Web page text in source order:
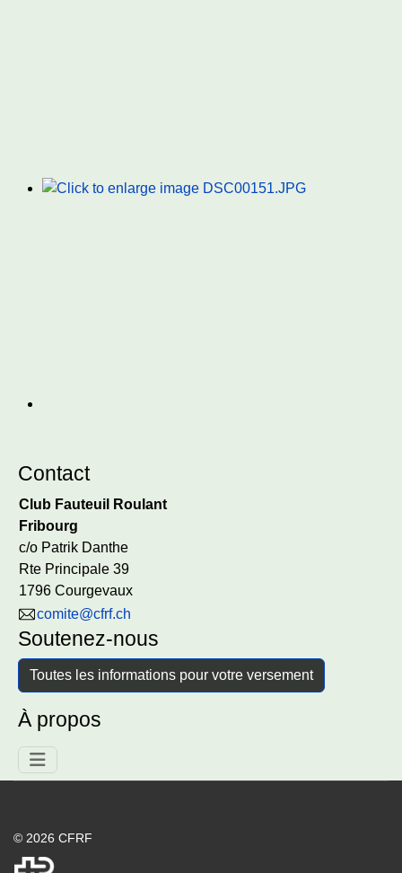
Contact
Club Fauteuil Roulant
Fribourg
c/o Patrik Danthe
Rte Principale 39
1796 Courgevaux
comite@cfrf.ch
Soutenez-nous
Toutes les informations pour votre versement
À propos
© 2026 CFRF